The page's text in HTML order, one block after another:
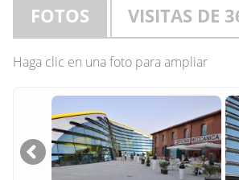
FOTOS VISITAS DE
Haga clic en una foto para ampliar